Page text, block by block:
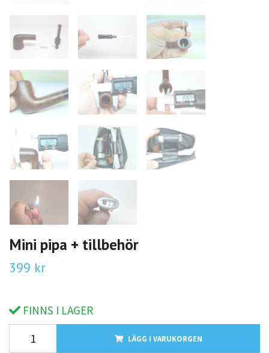
Mini pipa + tillbehör
399 kr
FINNS I LAGER
LÄGG I VARUKORGEN